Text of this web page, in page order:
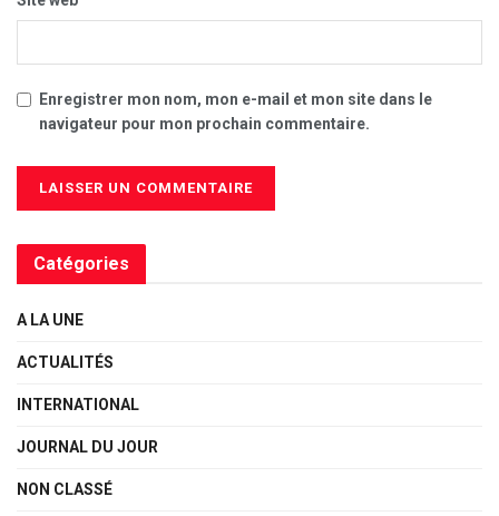
Enregistrer mon nom, mon e-mail et mon site dans le
navigateur pour mon prochain commentaire.
Catégories
A LA UNE
ACTUALITÉS
INTERNATIONAL
JOURNAL DU JOUR
NON CLASSÉ